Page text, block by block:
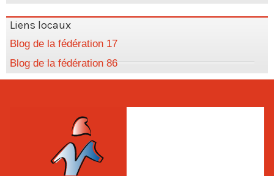
Liens locaux
Blog de la fédération 17
Blog de la fédération 86